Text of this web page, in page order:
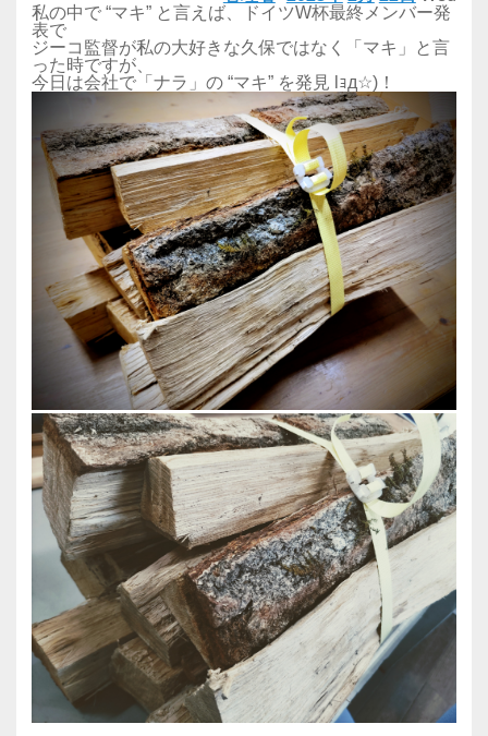
私の中で “マキ” と言えば、ドイツW杯最終メンバー発
表で
ジーコ監督が私の大好きな久保ではなく「マキ」と言
った時ですが、
今日は会社で「ナラ」の “マキ” を発見 lｮд☆)！